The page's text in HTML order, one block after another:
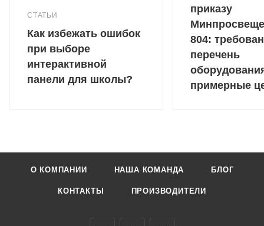
СТАТЬИ
Как избежать ошибок
при выборе
интерактивной
панели для школы?
приказу
804:
перечень
примерные
О КОМПАНИИ НАША КОМАНДА БЛОГ
КОНТАКТЫ ПРОИЗВОДИТЕЛИ